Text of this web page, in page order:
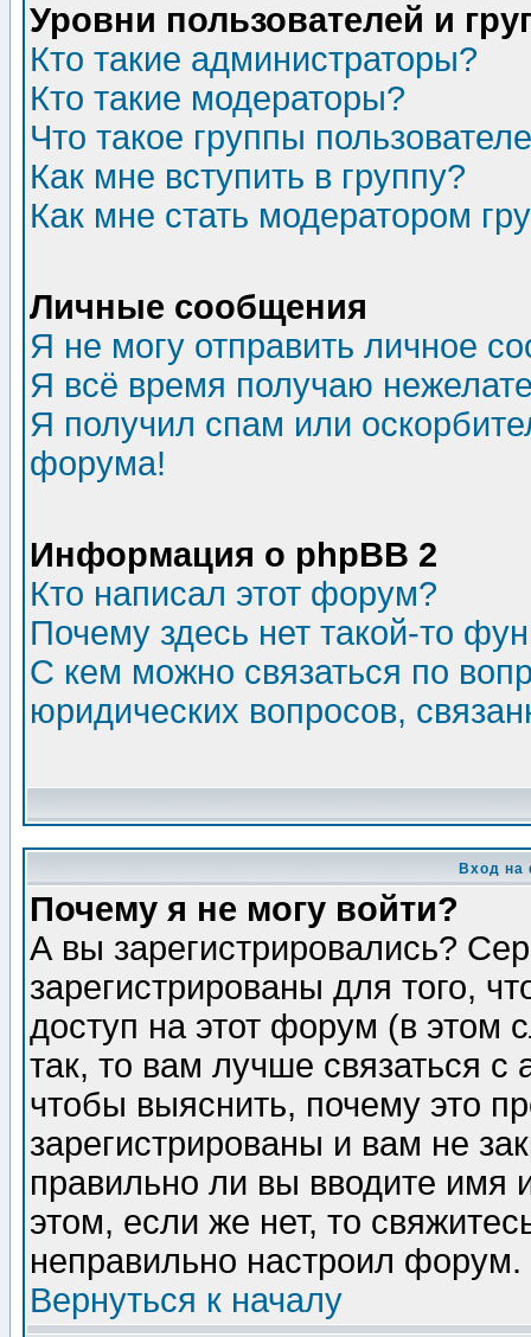
Уровни пользователей и
Кто такие администраторы?
Кто такие модераторы?
Что такое группы
Как мне вступить в группу?
Как мне стать модератором
Личные сообщения
Я не могу отправить личное
Я всё время получаю
Я получил спам или
форума!
Информация о phpBB 2
Кто написал этот форум?
Почему здесь нет такой-то
С кем можно связаться по
юридических вопросов,
Вход на
Почему я не могу войти?
А вы зарегистрировались?
зарегистрированы для того,
доступ на этот форум (в этом
так, то вам лучше связаться
чтобы выяснить, почему это
зарегистрированы и вам не
правильно ли вы вводите
этом, если же нет, то
неправильно настроил форум.
Вернуться к началу